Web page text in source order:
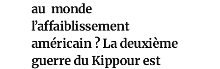
au monde
l’affaiblissement
américain ? La deuxième
guerre du Kippour est